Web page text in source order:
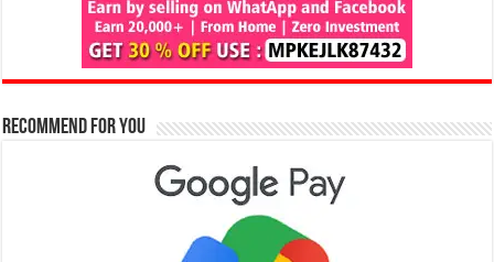
Recommend for You